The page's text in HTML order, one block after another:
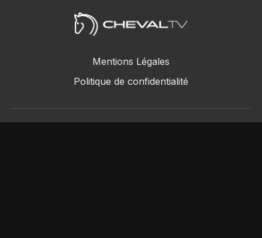
Mentions Légales
Politique de confidentialité